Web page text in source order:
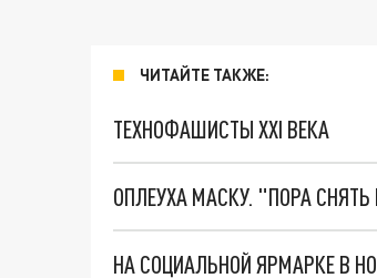
ЧИТАЙТЕ ТАКЖЕ:
ТЕХНОФАШИСТЫ XXI ВЕКА
ОПЛЕУХА МАСКУ. "ПОРА СНЯТЬ